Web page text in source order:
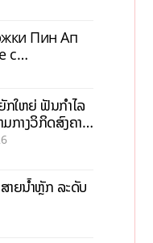
Пин Ап
с
ໃຫຍ່ ຟັນກຳໄລ
ກາງວິກິດສົງຄາມ
າຍນໍ້າຫຼັກ ລະດັບ